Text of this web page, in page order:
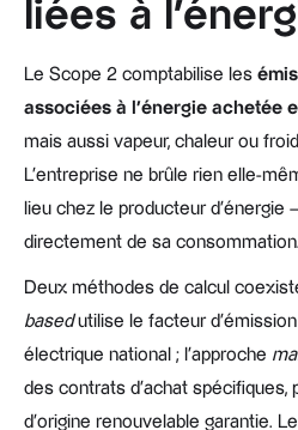
liées à
Le Scope 2 comptabilise les
associées à l'énergie achetée
mais aussi vapeur, chaleur ou
L'entreprise ne brûle rien elle-
lieu chez le producteur d'énergie
directement de sa consommation.
Deux méthodes de calcul
basedutilise le facteur
électrique national ; l'approche
des contrats d'achat spécifiques,
d'origine renouvelable garantie.